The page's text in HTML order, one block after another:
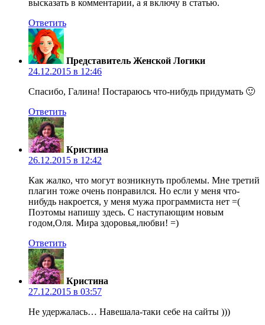
высказать в комментарии, а я включу в статью.
Ответить
Представитель Женской Логики
24.12.2015 в 12:46
Спасибо, Галина! Постараюсь что-нибудь придумать 🙂
Ответить
Кристина
26.12.2015 в 12:42
Как жалко, что могут возникнуть проблемы. Мне третий
плагин тоже очень понравился. Но если у меня что-
нибудь накроется, у меня мужа программиста нет =(
Поэтомы напишу здесь. С наступающим новым
годом,Оля. Мира здоровья,любви! =)
Ответить
Кристина
27.12.2015 в 03:57
Не удержалась… Навешала-таки себе на сайты )))